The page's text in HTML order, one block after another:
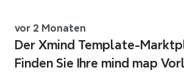
vor 2 Monaten
Der Xmind Template-
Finden Sie Ihre mind map